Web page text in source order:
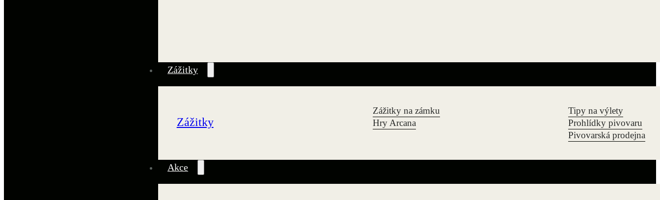
Zážitky
Zážitky
Zážitky na zámku
Hry Arcana
Tipy na výlety
Prohlídky pivovaru
Pivovarská prodejna
Akce